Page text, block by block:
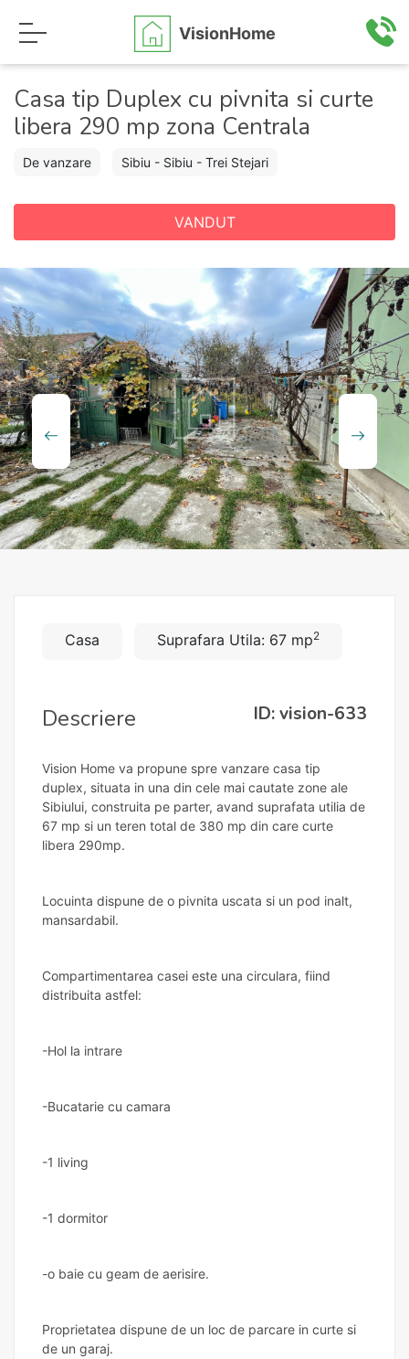
VisionHome
Casa tip Duplex cu pivnita si curte
libera 290 mp zona Centrala
De vanzare Sibiu - Sibiu - Trei Stejari
VANDUT
Casa Suprafara Utila: 67 mp2
Descriere ID: vision-633
Vision Home va propune spre vanzare casa tip
duplex, situata in una din cele mai cautate zone ale
Sibiului, construita pe parter, avand suprafata utilia de
67 mp si un teren total de 380 mp din care curte
libera 290mp.
Locuinta dispune de o pivnita uscata si un pod inalt,
mansardabil.
Compartimentarea casei este una circulara, fiind
distribuita astfel:
-Hol la intrare
-Bucatarie cu camara
-1 living
-1 dormitor
-o baie cu geam de aerisire.
Proprietatea dispune de un loc de parcare in curte si
de un garaj.